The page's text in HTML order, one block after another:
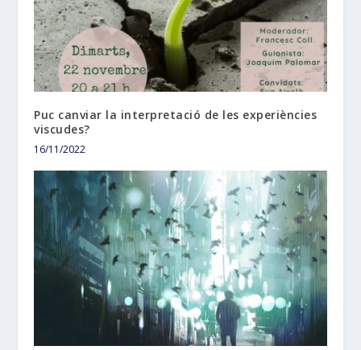
Puc canviar la interpretació de les experiències
viscudes?
16/11/2022